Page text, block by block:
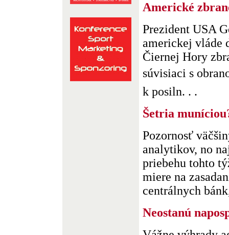
Americké
Prezident USA
americkej vláde
Čiernej Hory
súvisiaci s
k posiln. . .
Šetria
Pozornosť
analytikov, no
priebehu tohto
miere na
centrálnych
Neostanú